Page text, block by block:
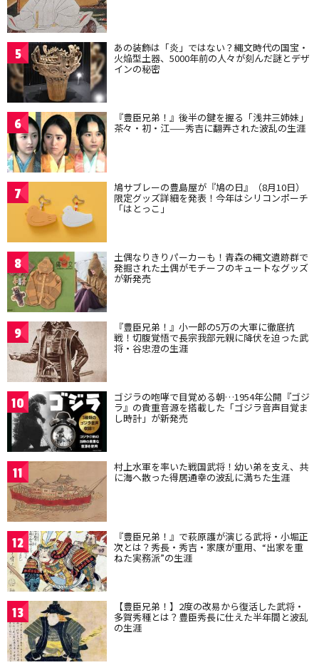
5 あの装飾は「炎」ではない？縄文時代の国宝・
火焔型土器、5000年前の人々が刻んだ謎とデザ
インの秘密
6 『豊臣兄弟！』後半の鍵を握る「浅井三姉妹」
茶々・初・江——秀吉に翻弄された波乱の生涯
7 鳩サブレーの豊島屋が『鳩の日』（8月10日）
限定グッズ詳細を発表！今年はシリコンポーチ
「はとっこ」
8 土偶なりきりパーカーも！青森の縄文遺跡群で
発掘された土偶がモチーフのキュートなグッズ
が新発売
9 『豊臣兄弟！』小一郎の5万の大軍に徹底抗
戦！切腹覚悟で長宗我部元親に降伏を迫った武
将・谷忠澄の生涯
10 ゴジラの咆哮で目覚める朝…1954年公開『ゴジ
ラ』の貴重音源を搭載した「ゴジラ音声目覚ま
し時計」が新発売
11 村上水軍を率いた戦国武将！幼い弟を支え、共
に海へ散った得居通幸の波乱に満ちた生涯
12 『豊臣兄弟！』で萩原護が演じる武将・小堀正
次とは？秀長・秀吉・家康が重用、“出家を重
ねた実務派”の生涯
13 【豊臣兄弟！】2度の改易から復活した武将・
多賀秀種とは？豊臣秀長に仕えた半年間と波乱
の生涯